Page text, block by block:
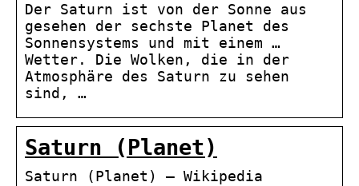
Der Saturn ist von der Sonne aus
gesehen der sechste Planet des
Sonnensystems und mit einem …
Wetter. Die Wolken, die in der
Atmosphäre des Saturn zu sehen
sind, …
Saturn (Planet)
Saturn (Planet) – Wikipedia